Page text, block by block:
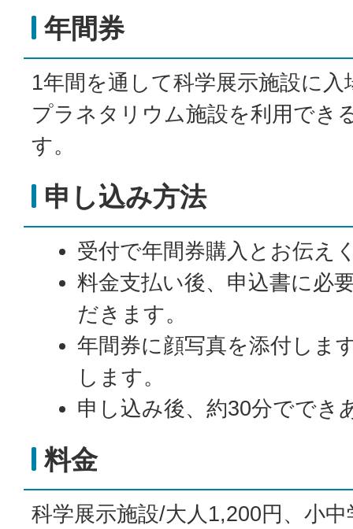
年間券
1年間を通して科学展示施設に
プラネタリウム施設を利用でき
す。
申し込み方法
受付で年間券購入とお伝え
料金支払い後、申込書に必
だきます。
年間券に顔写真を添付しま
します。
申し込み後、約30分ででき
料金
科学展示施設/大人1,200円、小